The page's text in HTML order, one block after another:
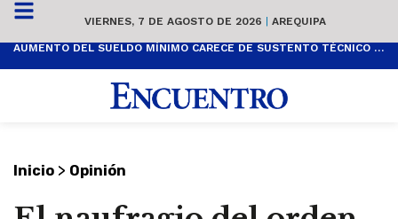
VIERNES, 7 DE AGOSTO DE 2026 | AREQUIPA
AUMENTO DEL SUELDO MÍNIMO CARECE DE SUSTENTO TÉCNICO Y ES POPULISTA
Inicio > Opinión